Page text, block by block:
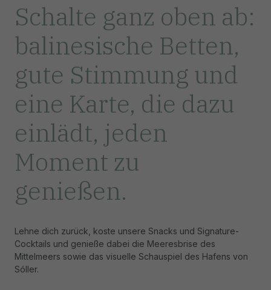
Schalte ganz oben ab:
balinesische Betten,
gute Stimmung und
eine Karte, die dazu
einlädt, jeden
Moment zu
genießen.
Lehne dich zurück, koste unsere Snacks und Signature-
Cocktails und genieße dabei die Meeresbrise des
Mittelmeers sowie das visuelle Schauspiel des Hafens von
Sóller.